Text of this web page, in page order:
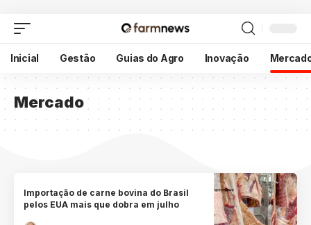
Inicial Gestão Guias do Agro Inovação
Mercado
Importação de carne bovina do Brasil
pelos EUA mais que dobra em julho